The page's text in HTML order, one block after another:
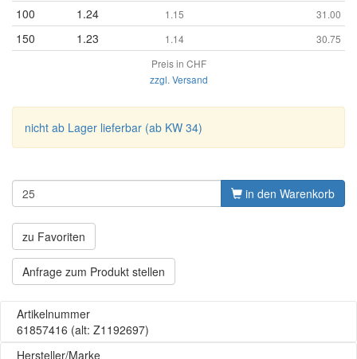
100 1.24 1.15 31.00
150 1.23 1.14
30.75
Preis in CHF
zzgl. Versand
nicht ab Lager lieferbar (ab KW 34)
in den Warenkorb
zu Favoriten
Anfrage zum Produkt stellen
Artikelnummer
61857416 (alt: Z1192697)
Hersteller/Marke